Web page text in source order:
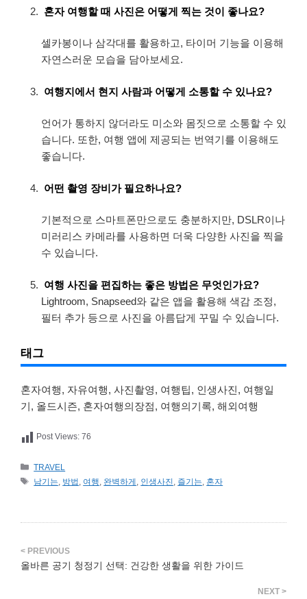
혼자 여행할 때 사진은 어떻게 찍는 것이 좋나요?
셀카봉이나 삼각대를 활용하고, 타이머 기능을 이용해
자연스러운 모습을 담아보세요.
여행지에서 현지 사람과 어떻게 소통할 수 있나요?
언어가 통하지 않더라도 미소와 몸짓으로 소통할 수 있
습니다. 또한, 여행 앱에 제공되는 번역기를 이용해도
좋습니다.
어떤 촬영 장비가 필요하나요?
기본적으로 스마트폰만으로도 충분하지만, DSLR이나
미러리스 카메라를 사용하면 더욱 다양한 사진을 찍을
수 있습니다.
여행 사진을 편집하는 좋은 방법은 무엇인가요?
Lightroom, Snapseed와 같은 앱을 활용해 색감 조정,
필터 추가 등으로 사진을 아름답게 꾸밀 수 있습니다.
태그
혼자여행, 자유여행, 사진촬영, 여행팁, 인생사진, 여행일
기, 올드시즌, 혼자여행의장점, 여행의기록, 해외여행
Post Views: 76
카
테
TRAVEL
태
남기는 방법 여행 완벽하게 인생사진 즐기는 혼자
올바른 공기 청정기 선택: 건강한 생활을 위한 가이드